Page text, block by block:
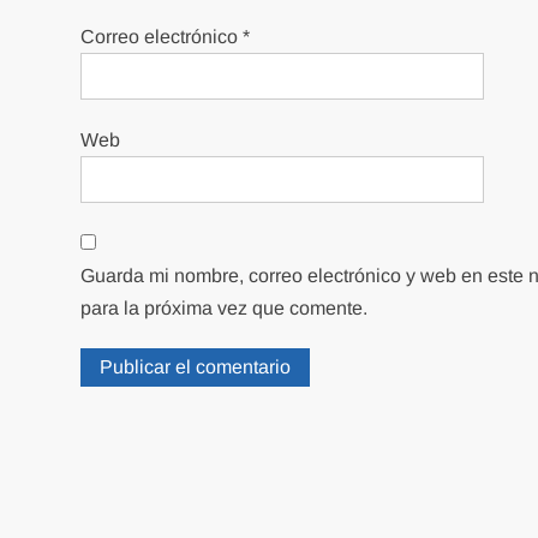
Correo electrónico*
Web
Guarda mi nombre, correo electrónico y web en este
para la próxima vez que comente.